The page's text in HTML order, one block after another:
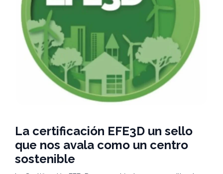
La certificación EFE3D un sello
que nos avala como un centro
sostenible